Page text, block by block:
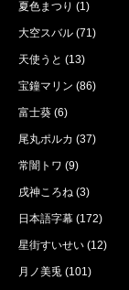
夏色まつり (1)
大空スバル (71)
天使うと (13)
宝鐘マリン (86)
富士葵 (6)
尾丸ポルカ (37)
常闇トワ (9)
戌神ころね (3)
日本語字幕 (172)
星街すいせい (12)
月ノ美兎 (101)